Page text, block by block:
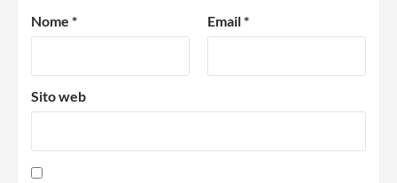
Nome * Email*
Sito web